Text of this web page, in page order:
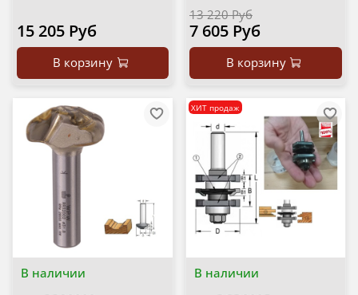
15 205 Руб
В корзину
13 220 Руб
7 605 Руб
В корзину
В наличии
В наличии
ХИТ продаж